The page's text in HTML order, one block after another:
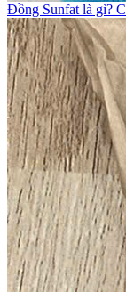
Đồng Sunfat là gì?